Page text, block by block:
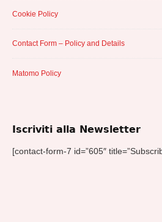
Cookie Policy
Contact Form – Policy and Details
Matomo Policy
Iscriviti alla Newsletter
[contact-form-7 id=”605″